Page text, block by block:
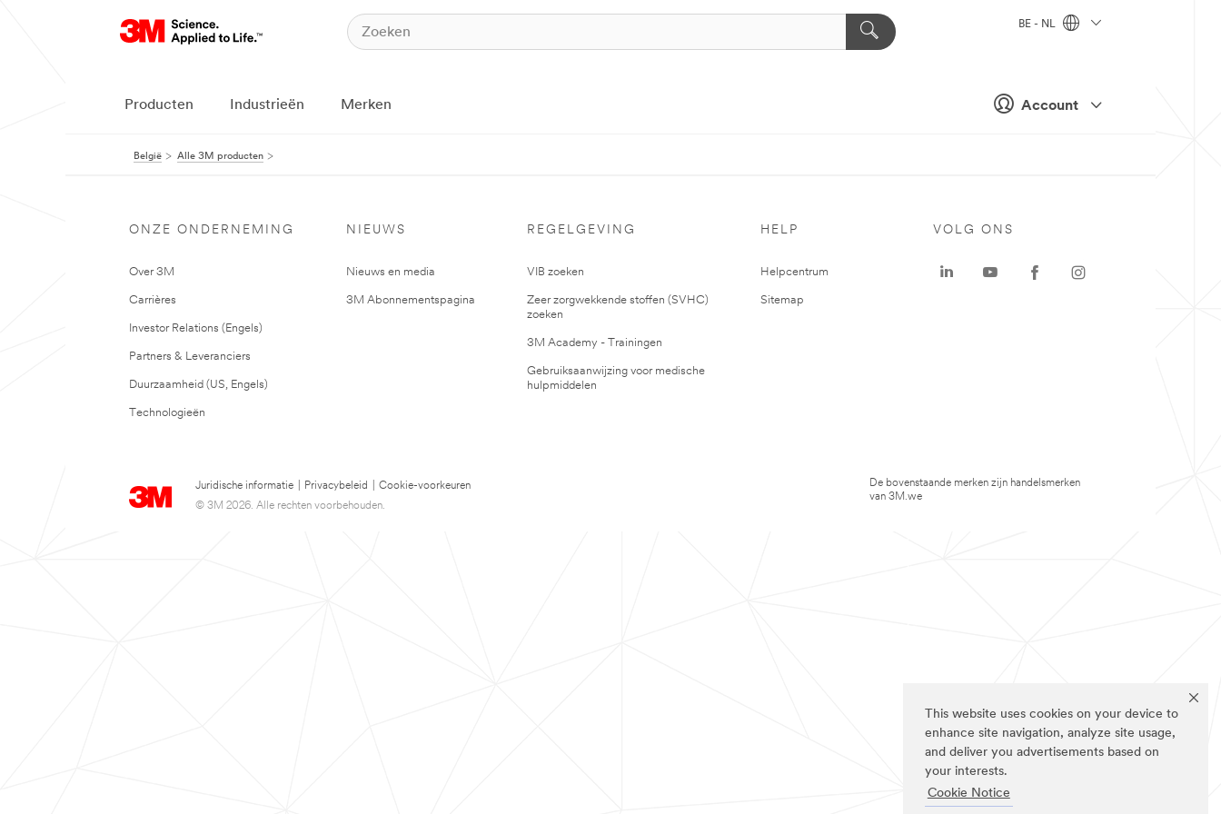
This website uses cookies on your device to
enhance site navigation, analyze site usage,
and deliver you advertisements based on
your interests.
Cookie Notice
Account
BE - NL
Producten Industrieën Merken
België Alle 3M producten
ONZE ONDERNEMING
Over 3M
Carrières
Investor Relations (Engels)
Partners & Leveranciers
Duurzaamheid (US, Engels)
Technologieën
NIEUWS
Nieuws en media
3M Abonnementspagina
REGELGEVING
VIB zoeken
Zeer zorgwekkende stoffen (SVHC)
zoeken
3M Academy - Trainingen
Gebruiksaanwijzing voor medische
hulpmiddelen
HELP
Helpcentrum
Sitemap
Juridische informatie Privacybeleid
Cookie-voorkeuren
© 3M 2026. Alle rechten voorbehouden.
VOLG ONS
De bovenstaande merken zijn handelsmerken
van 3M.we